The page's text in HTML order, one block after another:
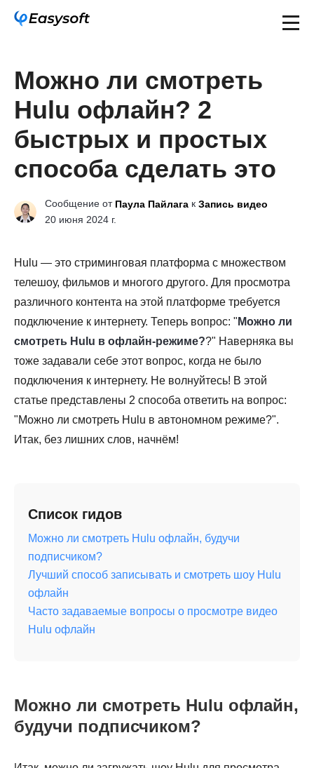
Можно ли смотреть
Hulu офлайн? 2
быстрых и простых
способа сделать это
Сообщение от Паула Пайлага к Запись видео
20 июня 2024 г.
Hulu — это стриминговая платформа с множеством
телешоу, фильмов и многого другого. Для просмотра
различного контента на этой платформе требуется
подключение к интернету. Теперь вопрос: " Можно ли
смотреть Hulu в офлайн-режиме??" Наверняка вы
тоже задавали себе этот вопрос, когда не было
подключения к интернету. Не волнуйтесь! В этой
статье представлены 2 способа ответить на вопрос:
"Можно ли смотреть Hulu в автономном режиме?".
Итак, без лишних слов, начнём!
Список гидов
Можно ли смотреть Hulu офлайн, будучи
подписчиком?
Лучший способ записывать и смотреть шоу Hulu
офлайн
Часто задаваемые вопросы о просмотре видео
Hulu офлайн
Можно ли смотреть Hulu офлайн,
будучи подписчиком?